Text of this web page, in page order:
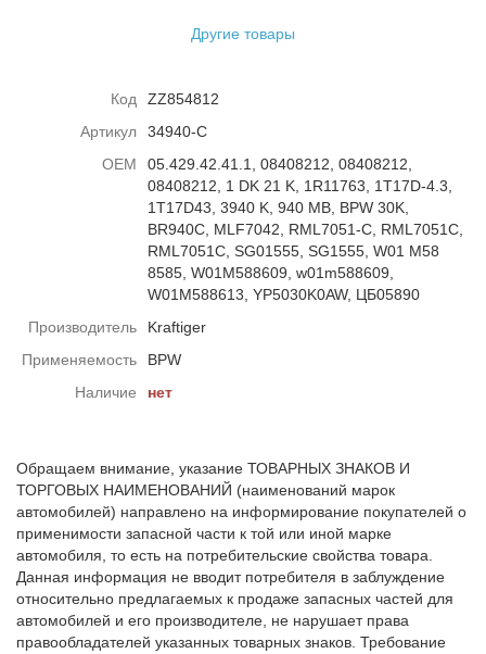
Другие товары
Код
ZZ854812
Артикул
34940-C
ОЕМ
05.429.42.41.1, 08408212, 08408212,
08408212, 1 DK 21 K, 1R11763, 1T17D-4.3,
1T17D43, 3940 K, 940 MB, BPW 30K,
BR940C, MLF7042, RML7051-C, RML7051C,
RML7051C, SG01555, SG1555, W01 M58
8585, W01M588609, w01m588609,
W01M588613, YP5030K0AW, ЦБ05890
Производитель
Kraftiger
Применяемость
BPW
Наличие
нет
Обращаем внимание, указание ТОВАРНЫХ ЗНАКОВ И
ТОРГОВЫХ НАИМЕНОВАНИЙ (наименований марок
автомобилей) направлено на информирование покупателей о
применимости запасной части к той или иной марке
автомобиля, то есть на потребительские свойства товара.
Данная информация не вводит потребителя в заблуждение
относительно предлагаемых к продаже запасных частей для
автомобилей и его производителе, не нарушает права
правообладателей указанных товарных знаков. Требование